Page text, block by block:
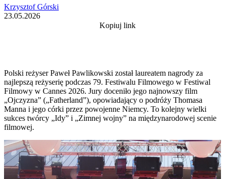
Krzysztof Górski
23.05.2026
Kopiuj link
Polski reżyser Paweł Pawlikowski został laureatem nagrody za
najlepszą reżyserię podczas 79. Festiwalu Filmowego w Festiwal
Filmowy w Cannes 2026. Jury doceniło jego najnowszy film
„Ojczyzna” („Fatherland”), opowiadający o podróży Thomasa
Manna i jego córki przez powojenne Niemcy. To kolejny wielki
sukces twórcy „Idy” i „Zimnej wojny” na międzynarodowej scenie
filmowej.